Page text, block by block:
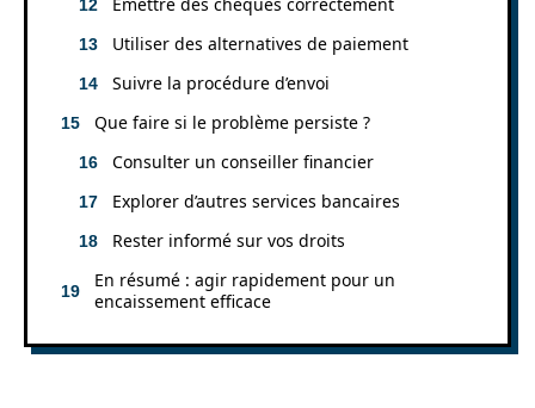
Utiliser des alternatives de paiement
Suivre la procédure d’envoi
Que faire si le problème persiste ?
Consulter un conseiller financier
Explorer d’autres services bancaires
Rester informé sur vos droits
En résumé : agir rapidement pour un
encaissement efficace